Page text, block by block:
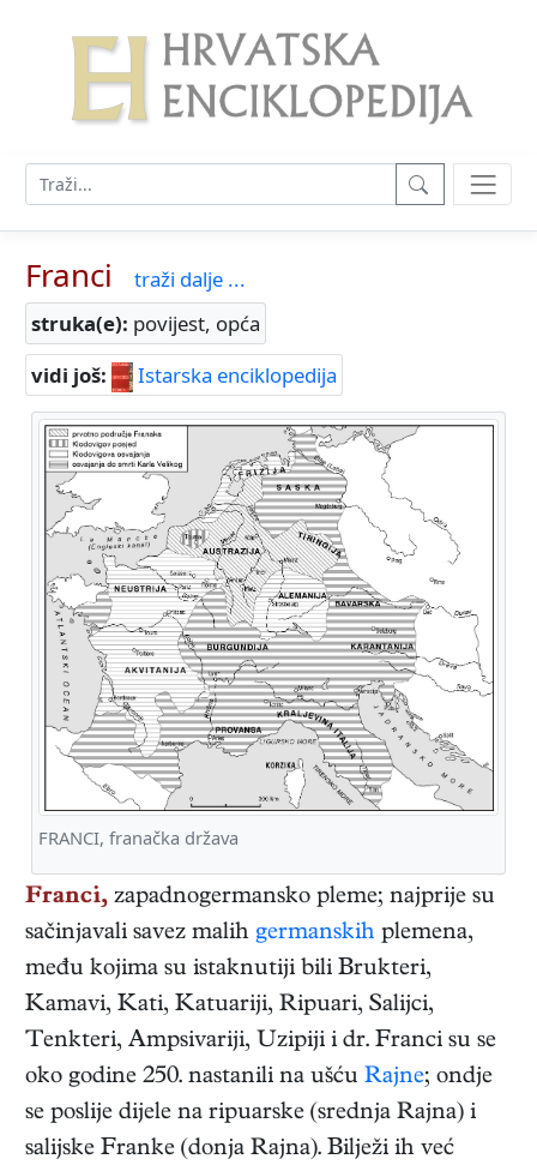
Franci
traži dalje ...
struka(e): povijest, opća
vidi još:
Istarska enciklopedija
FRANCI, franačka država
Franci, zapadnogermansko pleme; najprije su
sačinjavali savez malih germanskih plemena,
među kojima su istaknutiji bili Brukteri,
Kamavi, Kati, Katuariji, Ripuari, Salijci,
Tenkteri, Ampsivariji, Uzipiji i dr. Franci su se
oko godine 250. nastanili na ušću Rajne; ondje
se poslije dijele na ripuarske (srednja Rajna) i
salijske Franke (donja Rajna). Bilježi ih već